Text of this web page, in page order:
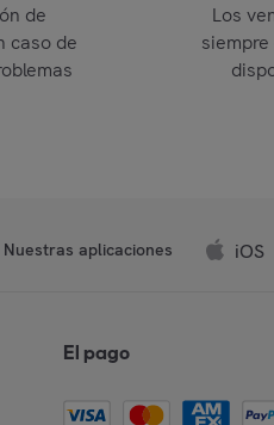
de
caso de
Los
Nuestras aplicaciones iOS
El pago